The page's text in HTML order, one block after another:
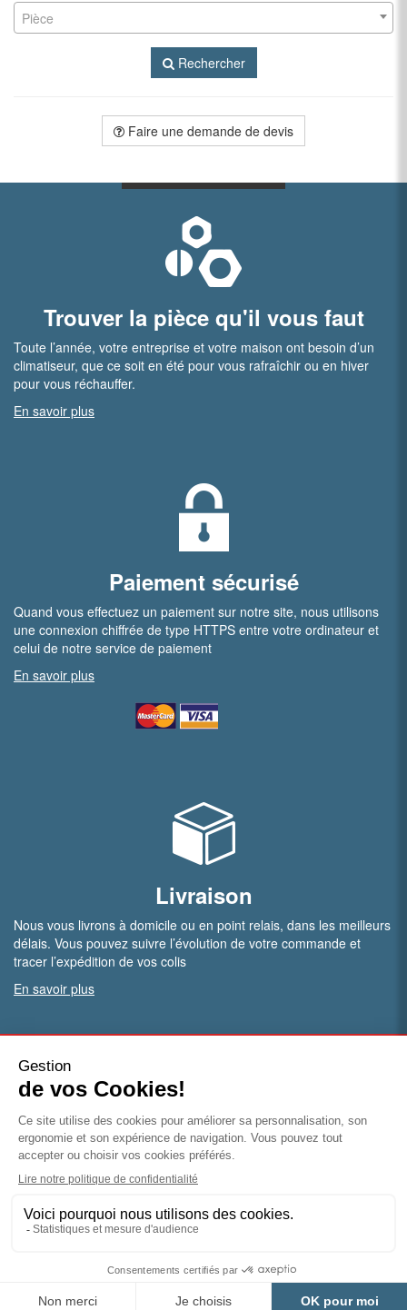
Pièce
Rechercher
Faire une demande de devis
Trouver la pièce qu'il vous faut
Toute l’année, votre entreprise et votre maison ont besoin d’un
climatiseur, que ce soit en été pour vous rafraîchir ou en hiver
pour vous réchauffer.
En savoir plus
Paiement sécurisé
Quand vous effectuez un paiement sur notre site, nous utilisons
une connexion chiffrée de type HTTPS entre votre ordinateur et
celui de notre service de paiement
En savoir plus
Livraison
Nous vous livrons à domicile ou en point relais, dans les meilleurs
délais. Vous pouvez suivre l’évolution de votre commande et
tracer l’expédition de vos colis
En savoir plus
Vous êtes professionnel ?
Bénéficiez de conditions particulières en ouvrant un compte
pro
Mentions légales|Conditions
générales de vente| Politique de confidentialité